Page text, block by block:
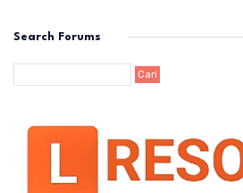
Search Forums